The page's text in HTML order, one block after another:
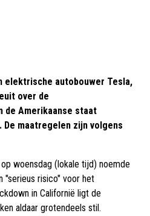
elektrische autobouwer Tesla,
over de
de Amerikaanse staat
maatregelen zijn volgens
woensdag (lokale tijd) noemde
"serieus risico" voor het
in Californië ligt de
aldaar grotendeels stil.